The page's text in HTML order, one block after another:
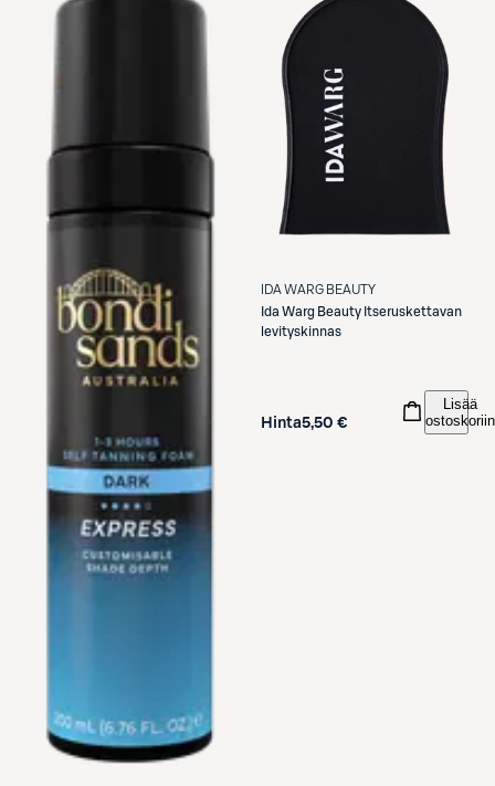
IDA WARG BEAUTY
Ida Warg Beauty Itseruskettavan
levityskinnas
Hinta5,50 €
Lisää
ostoskoriin